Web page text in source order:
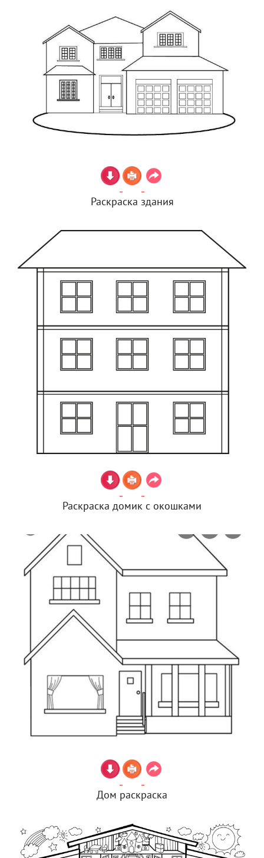
Раскраска здания
Раскраска домик с окошками
Дом раскраска